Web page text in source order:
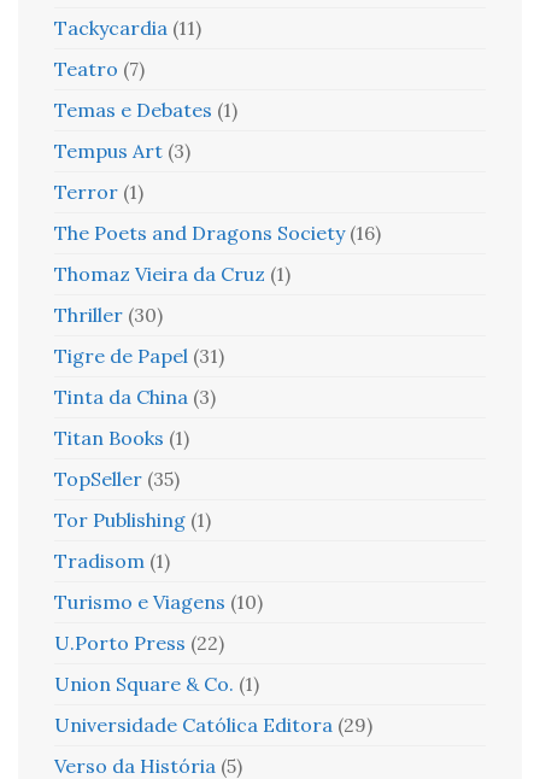
Tackycardia (11)
Teatro (7)
Temas e Debates (1)
Tempus Art (3)
Terror (1)
The Poets and Dragons Society (16)
Thomaz Vieira da Cruz (1)
Thriller (30)
Tigre de Papel (31)
Tinta da China (3)
Titan Books (1)
TopSeller (35)
Tor Publishing (1)
Tradisom (1)
Turismo e Viagens (10)
U.Porto Press (22)
Union Square & Co. (1)
Universidade Católica Editora (29)
Verso da História (5)